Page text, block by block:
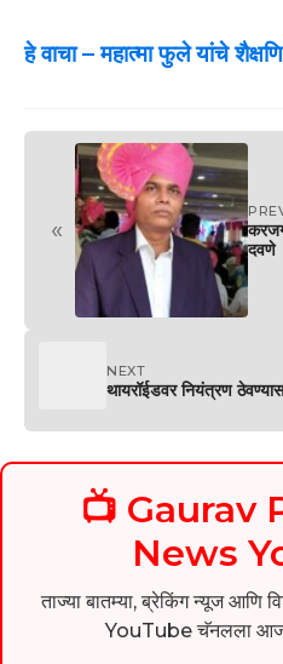
हे वाचा – महात्मा फुले यांचे
«
दवणे
NEXT
थायरॉईडवर नियंत्रण
📺 Gaurav
News
ताज्या बातम्या, ब्रेकिंग न्यूज आणि
YouTube चॅनलला